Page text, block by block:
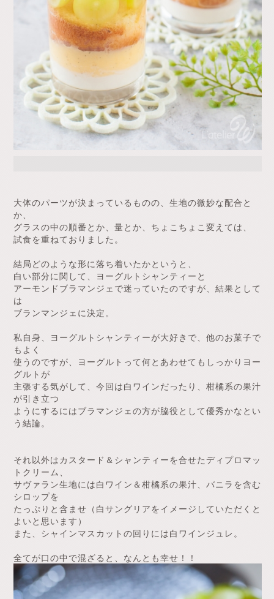
大体のパーツが決まっているものの、生地の微妙な配合と
か、
グラスの中の順番とか、量とか、ちょこちょこ変えては、
試食を重ねておりました。
結局どのような形に落ち着いたかというと、
白い部分に関して、ヨーグルトシャンティーと
アーモンドブラマンジェで迷っていたのですが、結果として
は
ブランマンジェに決定。
私自身、ヨーグルトシャンティーが大好きで、他のお菓子で
もよく
使うのですが、ヨーグルトって何とあわせてもしっかりヨー
グルトが
主張する気がして、今回は白ワインだったり、柑橘系の果汁
が引き立つ
ようにするにはブラマンジェの方が脇役として優秀かなとい
う結論。
それ以外はカスタード＆シャンティーを合せたディプロマッ
トクリーム、
サヴァラン生地には白ワイン＆柑橘系の果汁、バニラを含む
シロップを
たっぷりと含ませ（白サングリアをイメージしていただくと
よいと思います）
また、シャインマスカットの回りには白ワインジュレ。
全てが口の中で混ざると、なんとも幸せ！！